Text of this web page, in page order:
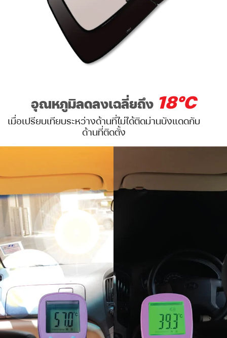
อุณหภูมิลดลงเฉลี่ยถึง 18°C
เมื่อเปรียบเทียบระหว่างด้านที่ไม่ได้ติดม่านบังแดดกับ
ด้านที่ติดตั้ง